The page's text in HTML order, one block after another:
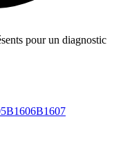
pour un diagnostic
B1606B1607